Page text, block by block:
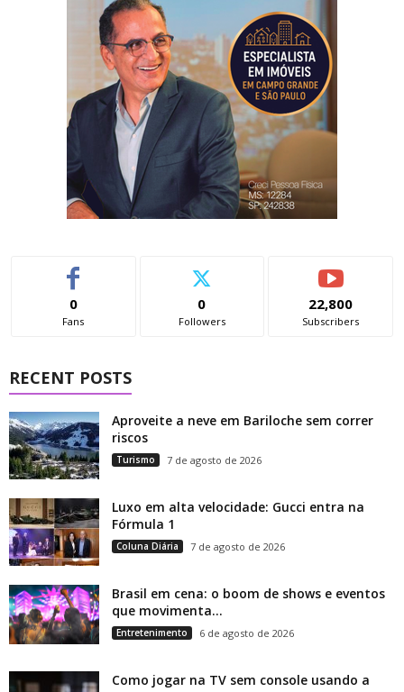
0
Fans
0
Followers
22,800
Subscribers
RECENT POSTS
Aproveite a neve em Bariloche sem correr
riscos
Turismo 7 de agosto de 2026
Luxo em alta velocidade: Gucci entra na
Fórmula 1
Coluna Diária 7 de agosto de 2026
Brasil em cena: o boom de shows e eventos
que movimenta...
Entretenimento 6 de agosto de 2026
Como jogar na TV sem console usando a